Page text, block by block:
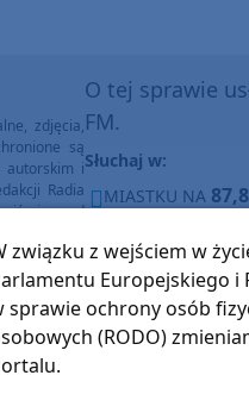
O tej sprawie
FM.
Słuchaj w:
MIASTKU NA
KOŚCIERZYNIE
SĘPÓLNIE
CHOJNICACH,
zdjęcia,
są
autorskim i
Radia
pod
lub
poza
związku z wejściem w
Europejskiego i
sprawie ochrony osób
(RODO)